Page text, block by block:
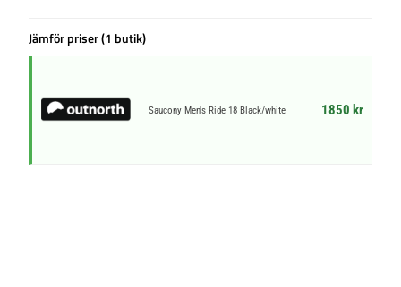
Jämför priser (1 butik)
Saucony Men's Ride 18 Black/white 1850 kr